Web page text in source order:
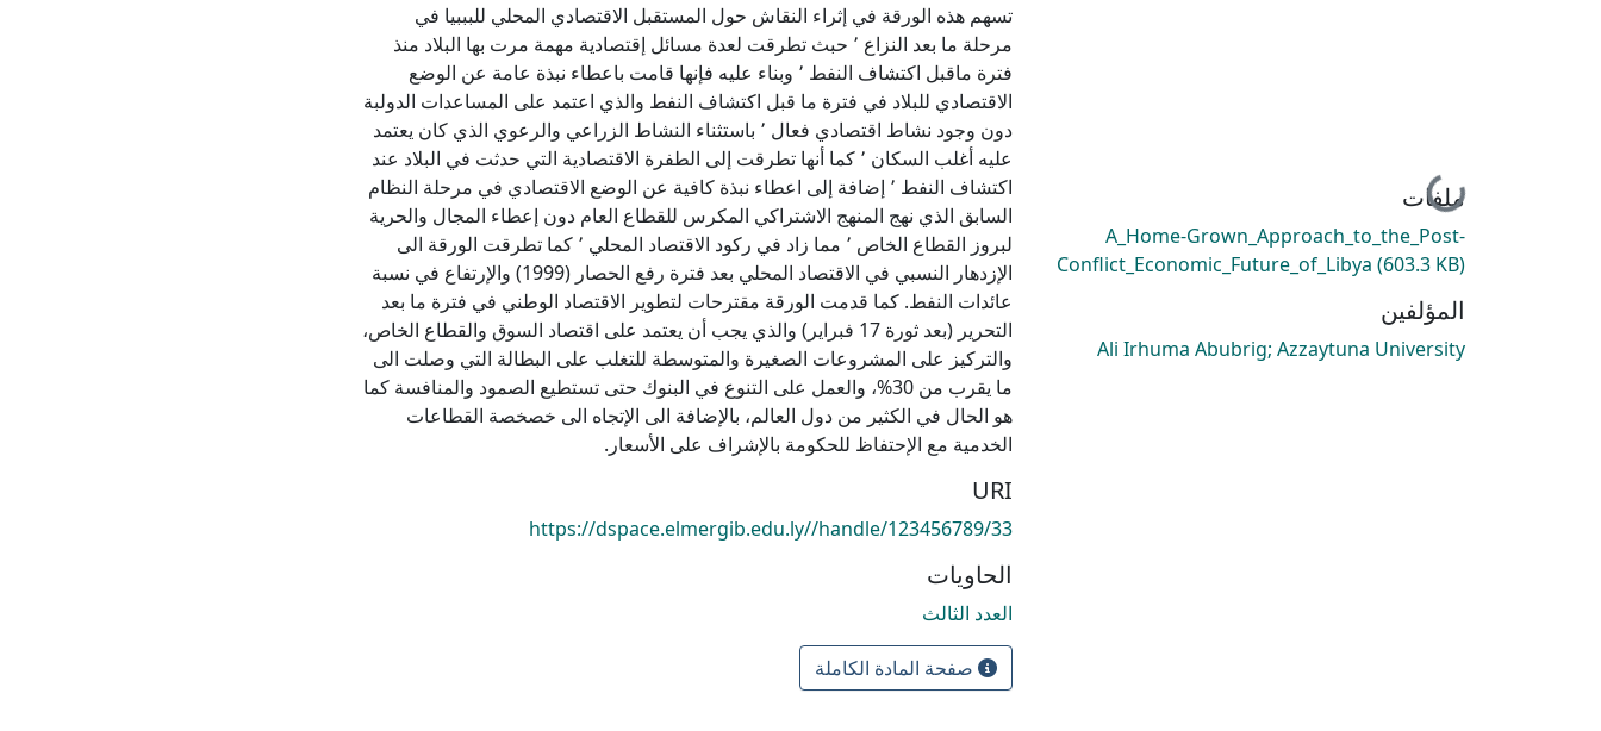
جاري التحميل...
ملفات
A_Home-Grown_Approach_to_the_Post-
Conflict_Economic_Future_of_Libya (603.3 KB)
المؤلفين
Ali Irhuma Abubrig; Azzaytuna University
تسهم هذه الورقة في إثراء النقاش حول المستقبل الاقتصادي المحلي للبببيا في
مرحلة ما بعد النزاع ٬ حبث تطرقت لعدة مسائل إقتصادية مهمة مرت بها البلاد منذ
فترة ماقبل اكتشاف النفط ٬ وبناء عليه فإنها قامت باعطاء نبذة عامة عن الوضع
الاقتصادي للبلاد في فترة ما قبل اكتشاف النفط والذي اعتمد على المساعدات الدولبة
دون وجود نشاط اقتصادي فعال ٬ باستثناء النشاط الزراعي والرعوي الذي كان يعتمد
عليه أغلب السكان ٬ كما أنها تطرقت إلى الطفرة الاقتصادية التي حدثت في البلاد عند
اكتشاف النفط ٬ إضافة إلى اعطاء نبذة كافية عن الوضع الاقتصادي في مرحلة النظام
السابق الذي نهج المنهج الاشتراكي المكرس للقطاع العام دون إعطاء المجال والحرية
لبروز القطاع الخاص ٬ مما زاد في ركود الاقتصاد المحلي ٬ كما تطرقت الورقة الى
الإزدهار النسبي في الاقتصاد المحلي بعد فترة رفع الحصار (1999) والإرتفاع في نسبة
عائدات النفط. كما قدمت الورقة مقترحات لتطوير الاقتصاد الوطني في فترة ما بعد
التحرير (بعد ثورة 17 فبراير) والذي يجب أن يعتمد على اقتصاد السوق والقطاع الخاص،
والتركيز على المشروعات الصغيرة والمتوسطة للتغلب على البطالة التي وصلت الى
ما يقرب من 30%، والعمل على التنوع في البنوك حتى تستطيع الصمود والمنافسة كما
هو الحال في الكثير من دول العالم، بالإضافة الى الإتجاه الى خصخصة القطاعات
الخدمية مع الإحتفاظ للحكومة بالإشراف على الأسعار.
URI
https://dspace.elmergib.edu.ly//handle/123456789/33
الحاويات
العدد الثالث
صفحة المادة الكاملة